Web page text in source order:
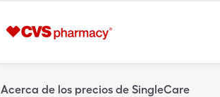
Acerca de los precios de SingleCare